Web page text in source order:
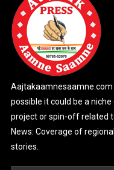
Aajtakaamnesaamne.com
possible it could be a
project or spin-off related
News: Coverage of
stories.